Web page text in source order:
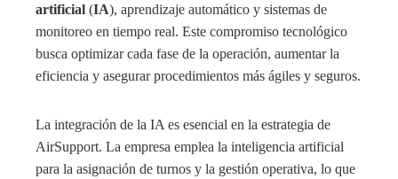
artificial (IA), aprendizaje automático y sistemas de
monitoreo en tiempo real. Este compromiso tecnológico
busca optimizar cada fase de la operación, aumentar la
eficiencia y asegurar procedimientos más ágiles y seguros.
La integración de la IA es esencial en la estrategia de
AirSupport. La empresa emplea la inteligencia artificial
para la asignación de turnos y la gestión operativa, lo que